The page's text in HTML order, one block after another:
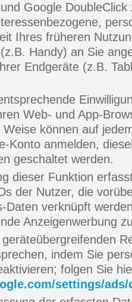
Google
Ihres früheren
Handy) an Sie
Endgeräte (z.B.
Web- und App-
können auf
Konto anmelden,
geschaltet werden.
dieser Funktion
der Nutzer, die
Daten verknüpft
Anzeigenwerbung
indem Sie
folgen Sie
settings/ads/